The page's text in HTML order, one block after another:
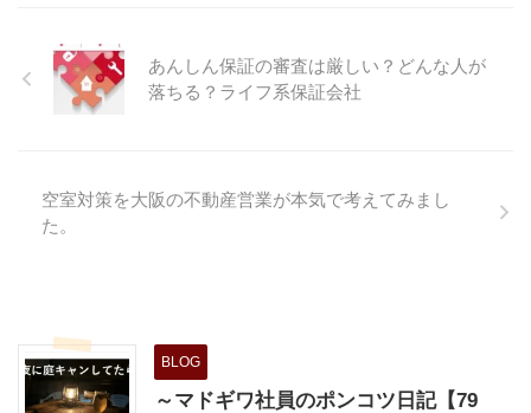
うか。という点ですね。 この差
は家賃に換算すると5000-10000
円くらい違うともいわれており、
い人にも読んでほしい記事です。
お風呂トイレ一緒のユニットバス
あんしん保証の審査は厳しい？どんな人が
落ちる？ライフ系保証会社
空室対策を大阪の不動産営業が本気で考えてみまし
た。
BLOG
～マドギワ社員のポンコツ日記【79